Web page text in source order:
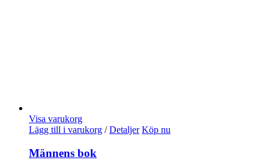
Visa varukorg
Lägg till i varukorg / Detaljer Köp nu
Männens bok